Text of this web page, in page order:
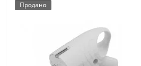
Продано